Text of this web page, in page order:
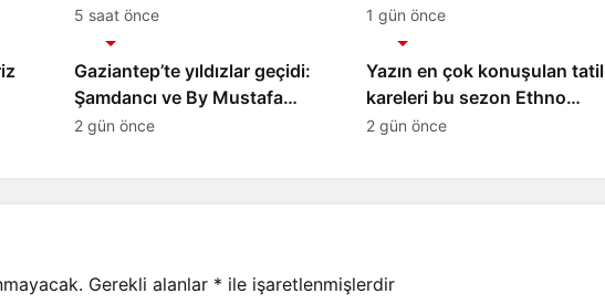
kitabı yeni baskısını Titanic
Luxury Collection Bodrum’da
kutladı
5 saat önce
‘Kozalak Devri’ 7 Ağustos’ta
Vizyonda
1 gün önce
Gaziantep’te yıldızlar geçidi:
Şamdancı ve By Mustafa
açılışı ile Green Park’ta
Magazin
2 gün önce
Yazın en çok konuşulan tatil
kareleri bu sezon Ethno
Belek’ten geldi
Magazin
2 gün önce
Gerekli alanlar * ile işaretlenmişlerdir